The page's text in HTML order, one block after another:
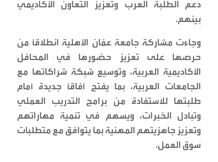
دعم الطلبة العرب وتعزيز التعاون الأكاديمي
بينهم.
وجاءت مشاركة جامعة عمّان الأهلية انطلاقاً من
حرصها على تعزيز حضورها في المحافل
الأكاديمية العربية، وتوسيع شبكة شراكاتها مع
الجامعات العربية، بما يفتح آفاقاً جديدة أمام
طلبتها للاستفادة من برامج التدريب العملي
وتبادل الخبرات، ويسهم في تنمية مهاراتهم
وتعزيز جاهزيتهم المهنية بما يتوافق مع متطلبات
سوق العمل.